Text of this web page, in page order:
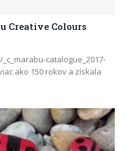
Creative Colours
catalogue_2017-
ako 150 rokov a získala